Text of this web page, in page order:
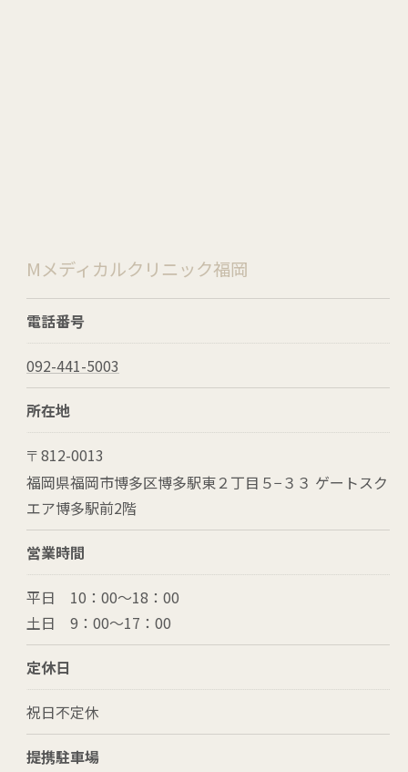
Mメディカルクリニック福岡
電話番号
092-441-5003
所在地
〒 812-0013
福岡県福岡市博多区博多駅東２丁目５−３３ ゲートスク
エア博多駅前2階
営業時間
平日 10：00～18：00
土日 9：00～17：00
定休日
祝日不定休
提携駐車場